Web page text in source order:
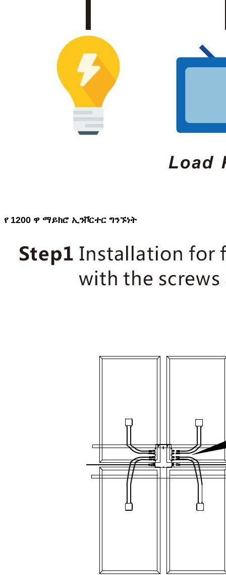
የ 1200 ዋ ማይክሮ ኢንቮርተር ግንኙነት